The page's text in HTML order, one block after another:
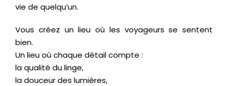
vie de quelqu’un.
Vous créez un lieu où les voyageurs se sentent
bien.
Un lieu où chaque détail compte :
la qualité du linge,
la douceur des lumières,